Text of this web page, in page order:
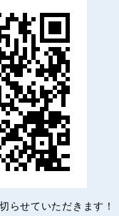
らせていただきます！